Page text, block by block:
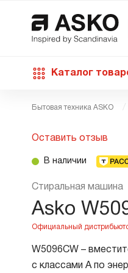
Каталог
Техника для
Уход за бельем
Asko
Аксессуары
Бытовая техника ASKO
Оставить отзыв
В наличии
Стиральная машина
Asko
W5096CW –
с классами А по